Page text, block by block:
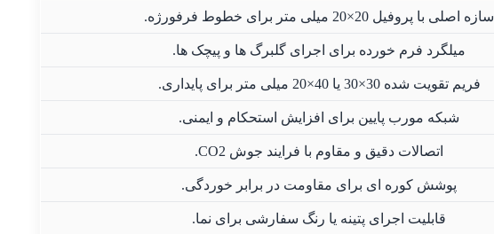
سازه اصلی با پروفیل 20×20 میلی متر برای خطوط فرفورژه.
میلگرد فرم خورده برای اجرای گلبرگ ها و پیچک ها.
فریم تقویت شده 30×30 یا 40×20 میلی متر برای پایداری.
شبکه مورب پایین برای افزایش استحکام و ایمنی.
اتصالات دقیق و مقاوم با فرایند جوش CO2.
پوشش کوره ای برای مقاومت در برابر خوردگی.
قابلیت اجرای پتینه یا رنگ سفارشی برای نما.